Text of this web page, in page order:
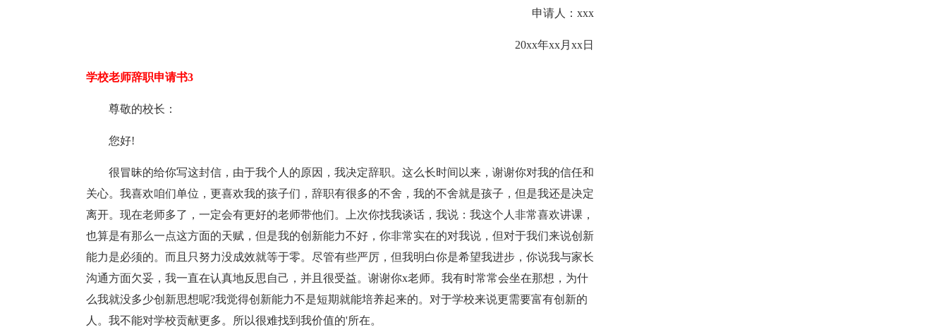
申请人：xxx
20xx年xx月xx日
学校老师辞职申请书3
尊敬的校长：
您好!
很冒昧的给你写这封信，由于我个人的原因，我决定辞职。这么长时间以来，谢谢你对我的信任和
关心。我喜欢咱们单位，更喜欢我的孩子们，辞职有很多的不舍，我的不舍就是孩子，但是我还是决定
离开。现在老师多了，一定会有更好的老师带他们。上次你找我谈话，我说：我这个人非常喜欢讲课，
也算是有那么一点这方面的天赋，但是我的创新能力不好，你非常实在的对我说，但对于我们来说创新
能力是必须的。而且只努力没成效就等于零。尽管有些严厉，但我明白你是希望我进步，你说我与家长
沟通方面欠妥，我一直在认真地反思自己，并且很受益。谢谢你x老师。我有时常常会坐在那想，为什
么我就没多少创新思想呢?我觉得创新能力不是短期就能培养起来的。对于学校来说更需要富有创新的
人。我不能对学校贡献更多。所以很难找到我价值的'所在。